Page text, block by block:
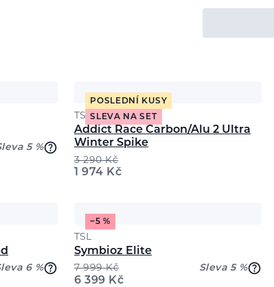
5 %
POSLEDNÍ KUSY
SLEVA NA SET
TSL
Addict Race Carbon/Alu 2 Ultra
Winter Spike
3 290Kč
1 974 Kč
6 %
−5 %
TSL
Symbioz Elite
7 999Kč Sleva 5 %
6 399 Kč